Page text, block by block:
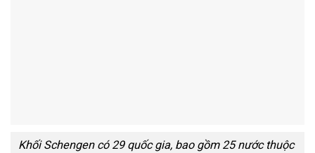
Khối Schengen có 29 quốc gia, bao gồm 25 nước thuộc